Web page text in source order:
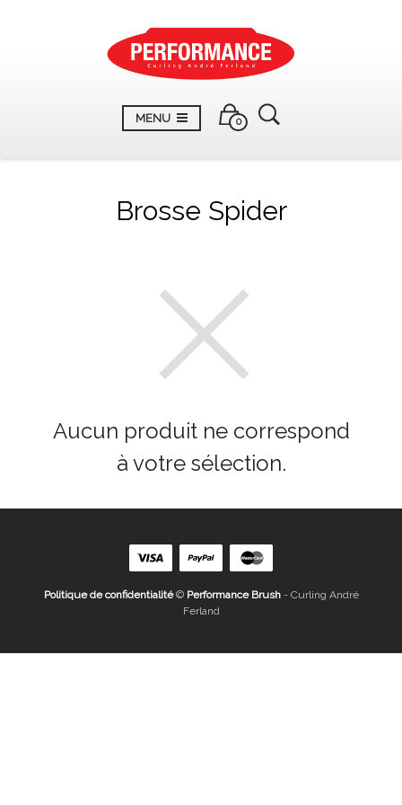
MENU 0
Brosse Spider
Aucun produit ne correspond
à votre sélection.
Politique de confidentialité© Performance Brush- Curling André
Ferland